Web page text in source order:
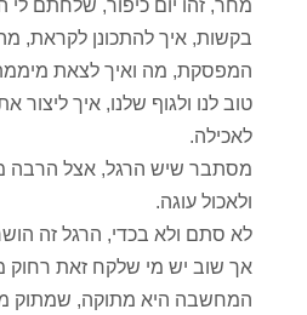
מחר, זהו יום כיפור, שלחתם
בקשות, איך להתכונן לקראת,
המפסקת, מה ואיך לצאת
טוב לנו ולגוף שלנו, איך
לאכילה.
מסתבר שיש הרגל, אצל הרבה
ולאכול עוגה.
לא סתם ולא בכדי, הרגל זה
אך שוב יש מי שלקח זאת רחוק
המחשבה היא מתוקה, שמתוק